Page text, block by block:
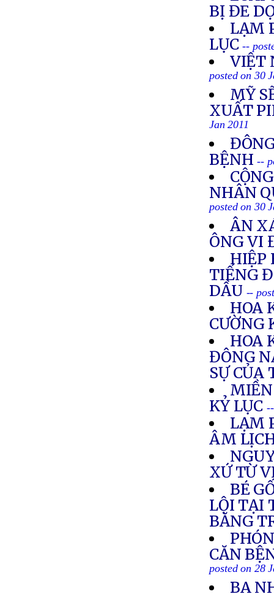
BỊ ĐE
LẠM
LỤC--
VIỆT
posted on 30
MỸ
XUẤT
Jan 2011
BỆNH --
NHÂN
posted on 30
ÂN
ÔNG VI
HIỆP
TIẾNG
DẦU --
HOA
CƯỜNG
HOA
ĐÔNG
SỰ CỦA
KỶ LỤC
LẠM
ÂM
XỨ TỪ
BÉ
LỘI TẠI
BĂNG
CĂN
posted on 28
BA